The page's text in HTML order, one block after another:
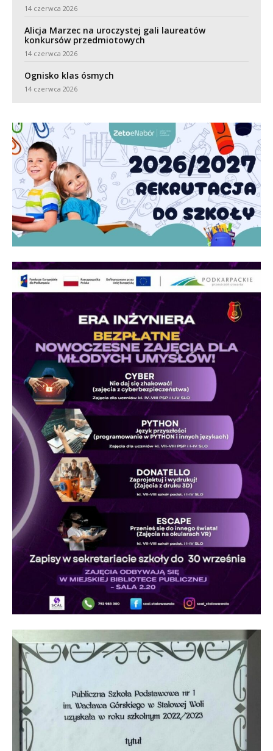
14 czerwca 2026
Alicja Marzec na uroczystej gali laureatów
konkursów przedmiotowych
14 czerwca 2026
Ognisko klas ósmych
14 czerwca 2026